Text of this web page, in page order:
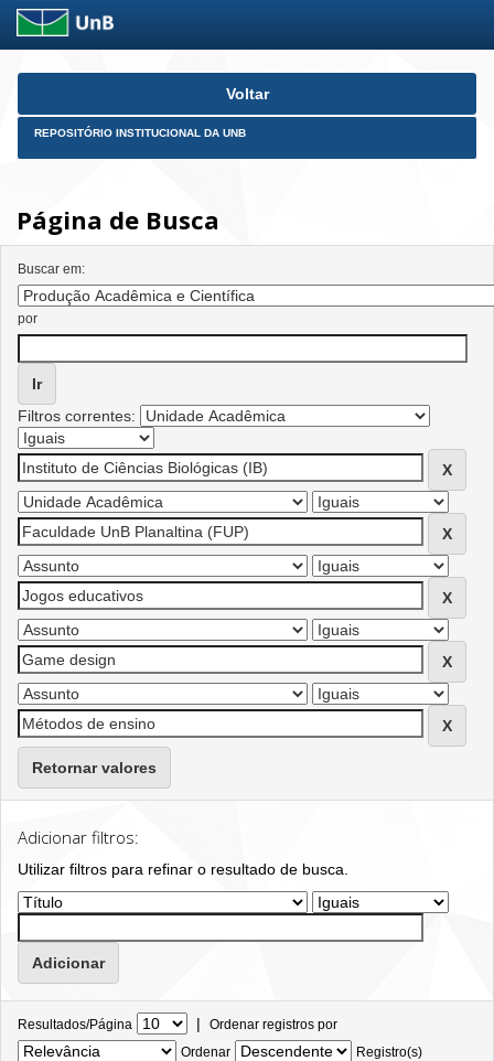
Skip
Voltar
REPOSITÓRIO INSTITUCIONAL DA UNB
Página de Busca
Buscar em:
por
Filtros correntes:
Retornar valores
Adicionar filtros:
Utilizar filtros para refinar o resultado de busca.
Resultados/Página | Ordenar registros por
Ordenar
Registro(s)